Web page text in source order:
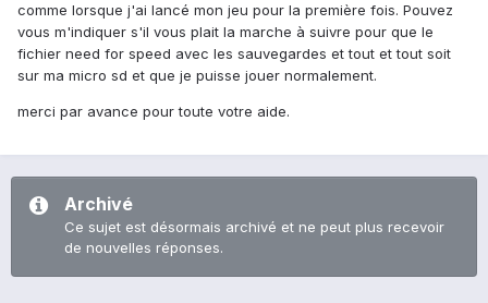
comme lorsque j'ai lancé mon jeu pour la première fois. Pouvez
vous m'indiquer s'il vous plait la marche à suivre pour que le
fichier need for speed avec les sauvegardes et tout et tout soit
sur ma micro sd et que je puisse jouer normalement.
merci par avance pour toute votre aide.
Archivé
Ce sujet est désormais archivé et ne peut plus recevoir
de nouvelles réponses.